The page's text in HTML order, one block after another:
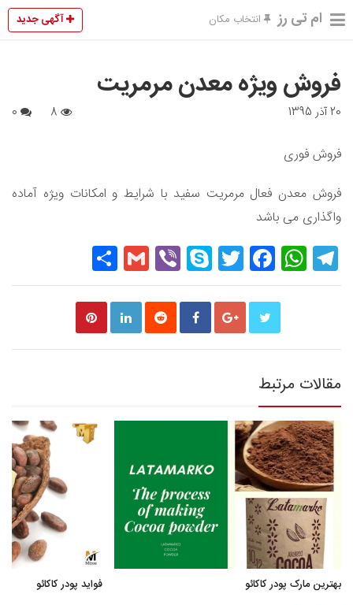
ام تی رز انتخاب مکان آگهی جدید
فروش ویژه معدن مرمریت
20 آذر 1395
فروش فوری
فروش معدن فعال مرمریت سفید با شرایط و امکانات ویژه آماده
واگذاری می باشد
Telegram
WhatsApp
Facebook
Twitter
Skype
Viber
Gmail
مقالات مرتبط
بهترین مارک پودر کاکائو فواید پودر کاکائو